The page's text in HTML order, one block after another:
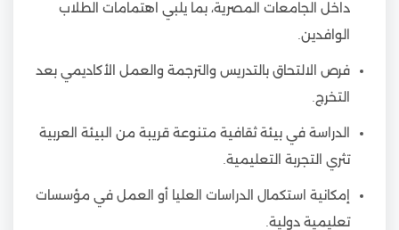
داخل الجامعات المصرية، بما يلبي اهتمامات الطلاب
الوافدين.
فرص الالتحاق بالتدريس والترجمة والعمل الأكاديمي بعد
التخرج.
الدراسة في بيئة ثقافية متنوعة قريبة من البيئة العربية
تثري التجربة التعليمية.
إمكانية استكمال الدراسات العليا أو العمل في مؤسسات
تعليمية دولية.